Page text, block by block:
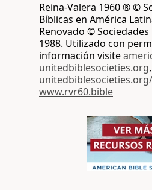
Reina-Valera 1960 ® ©
Bíblicas en América
Renovado © Sociedades
1988. Utilizado con
información visite
unitedbiblesocieties.org,
www.rvr60.bible